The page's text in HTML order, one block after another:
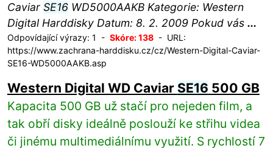
Caviar SE16WD5000AAKB Kategorie: Western
Digital Harddisky Datum: 8. 2. 2009 Pokud vás ...
Odpovídající výrazy: 1 - Skóre: 138- URL:
https://www.zachrana-harddisku.cz/cz/Western-Digital-Caviar-
SE16-WD5000AAKB.asp
Western Digital WD Caviar SE16 500 GB
Kapacita 500 GB už stačí pro nejeden film, a
tak obří disky ideálně poslouží ke střihu videa
či jinému multimediálnímu využití. S rychlostí 7